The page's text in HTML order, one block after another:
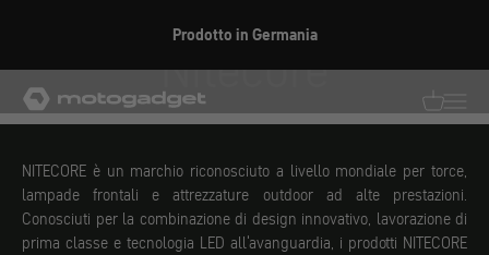
Prodotto in Germania
motogadget GmbH Nitecore
NITECORE è un marchio riconosciuto a livello mondiale per torce,
lampade frontali e attrezzature outdoor ad alte prestazioni.
Conosciuti per la combinazione di design innovativo, lavorazione di
prima classe e tecnologia LED all'avanguardia, i prodotti NITECORE